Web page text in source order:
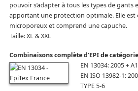
pouvoir s’adapter à tous les types de gants
apportant une protection optimale. Elle est
microporeux et comprend une capuche.
Taille: XL & XXL
Combinaisons complète d’EPI de
EN 13034: 2005 +
EN ISO 13982-1:
TYPE 5-6